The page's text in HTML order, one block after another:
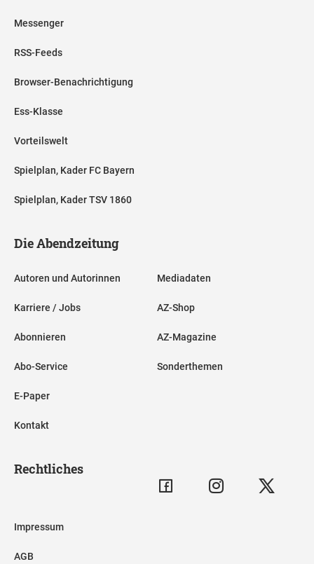
Messenger
RSS-Feeds
Browser-Benachrichtigung
Ess-Klasse
Vorteilswelt
Spielplan, Kader FC Bayern
Spielplan, Kader TSV 1860
Die Abendzeitung
Autoren und Autorinnen
Karriere / Jobs
Abonnieren
Abo-Service
E-Paper
Kontakt
Mediadaten
AZ-Shop
AZ-Magazine
Sonderthemen
Rechtliches
Impressum
AGB